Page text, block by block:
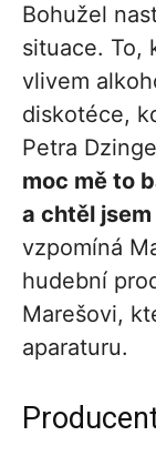
Bohužel
situace. To,
vlivem
diskotéce,
Petra
moc mě to
a chtěl
vzpomíná
hudební
Marešovi,
aparaturu.